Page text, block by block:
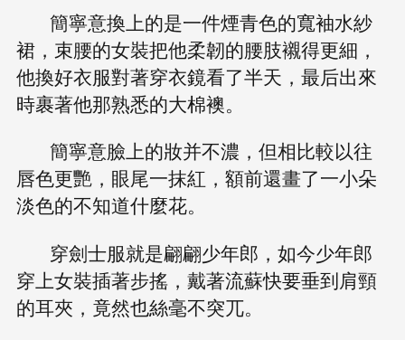
簡寧意換上的是一件煙青色的寬袖水紗
裙，束腰的女裝把他柔韌的腰肢襯得更細，
他換好衣服對著穿衣鏡看了半天，最后出來
時裹著他那熟悉的大棉襖。
簡寧意臉上的妝并不濃，但相比較以往
唇色更艷，眼尾一抹紅，額前還畫了一小朵
淡色的不知道什麼花。
穿劍士服就是翩翩少年郎，如今少年郎
穿上女裝插著步搖，戴著流蘇快要垂到肩頸
的耳夾，竟然也絲毫不突兀。